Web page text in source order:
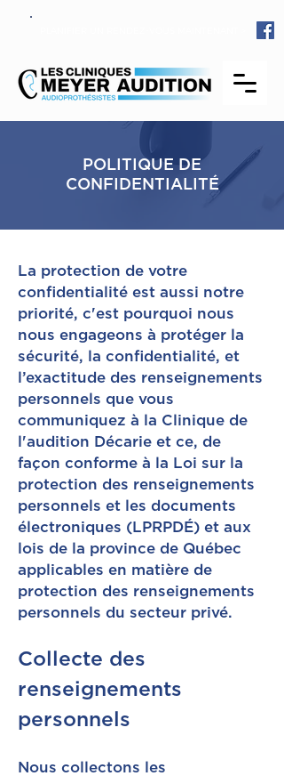
POLITIQUE DE
CONFIDENTIALITÉ
La protection de votre
confidentialité est aussi notre
priorité, c'est pourquoi nous
nous engageons à protéger la
sécurité, la confidentialité, et
l’exactitude des renseignements
personnels que vous
communiquez à la Clinique de
l'audition Décarie et ce, de
façon conforme à la Loi sur la
protection des renseignements
personnels et les documents
électroniques (LPRPDÉ) et aux
lois de la province de Québec
applicables en matière de
protection des renseignements
personnels du secteur privé.
Collecte des
renseignements
personnels
Nous collectons les